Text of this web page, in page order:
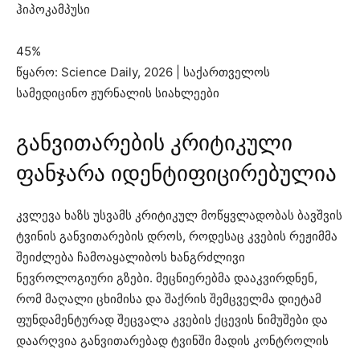
ჰიპოკამპუსი
45%
წყარო: Science Daily, 2026 | საქართველოს
სამედიცინო ჟურნალის სიახლეები
განვითარების კრიტიკული
ფანჯარა იდენტიფიცირებულია
კვლევა ხაზს უსვამს კრიტიკულ მოწყვლადობას ბავშვის
ტვინის განვითარების დროს, როდესაც კვების რეჟიმმა
შეიძლება ჩამოაყალიბოს ხანგრძლივი
ნევროლოგიური გზები. მეცნიერებმა დააკვირდნენ,
რომ მაღალი ცხიმისა და შაქრის შემცველმა დიეტამ
ფუნდამენტურად შეცვალა კვების ქცევის ნიმუშები და
დაარღვია განვითარებად ტვინში მადის კონტროლის